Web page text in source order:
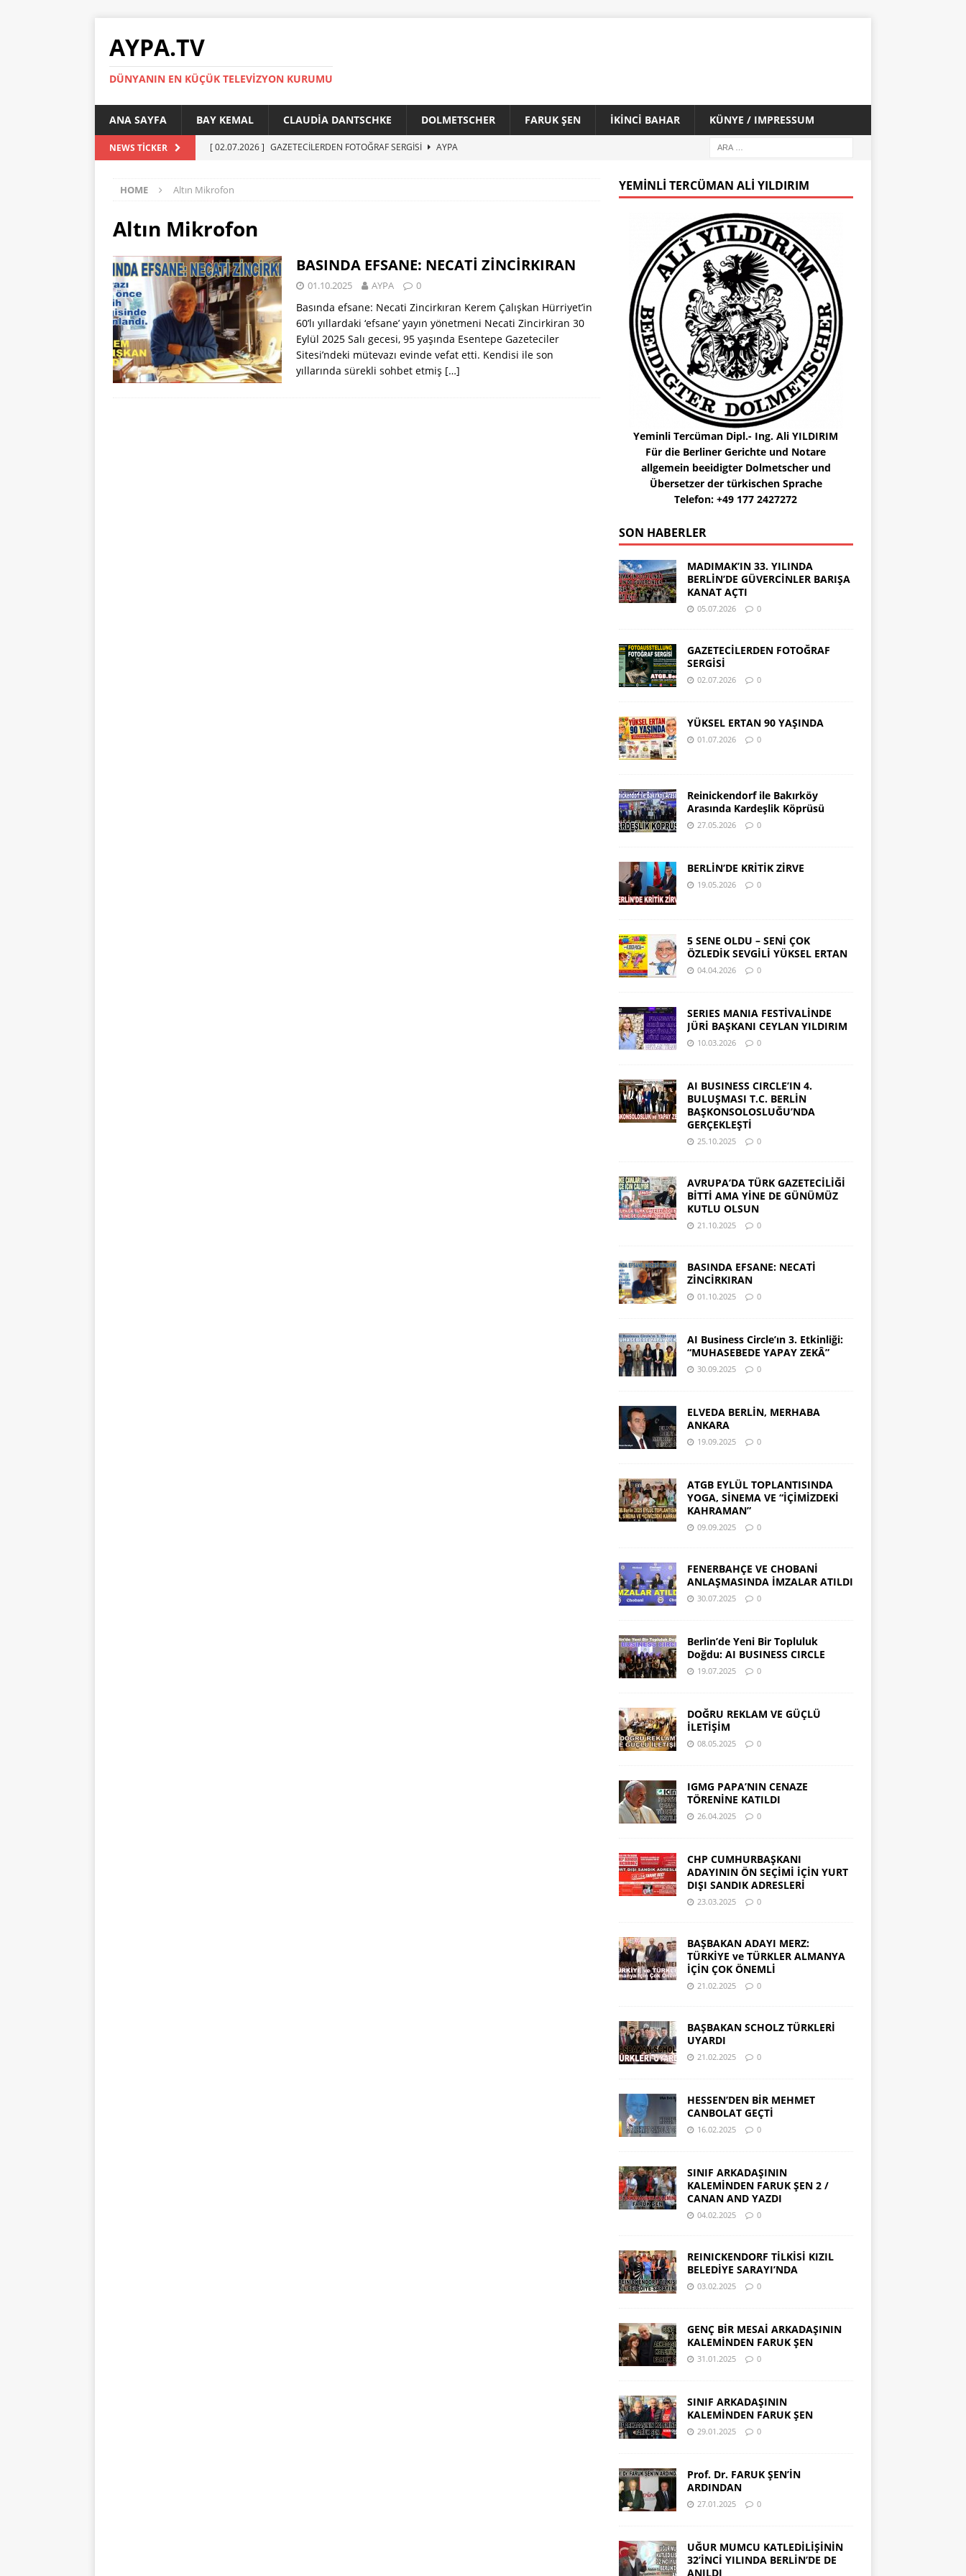
AYPA.TV
DÜNYANIN EN KÜÇÜK TELEVIZYON KURUMU
ANA SAYFA BAY KEMAL CLAUDIA DANTSCHKE DOLMETSCHER FARUK ŞEN İKİNCİ BAHAR KÜNYE / IMPRESSUM
NEWS TICKER [ 02.07.2026 ] GAZETECİLERDEN FOTOĞRAF SERGİSİ
AYPA
[ 27.05.2026 ]
[ 19.05.2026 ]
AYPA
HOME Altın Mikrofon
Altın Mikrofon
BASINDA EFSANE: NECATİ ZİNCİRKIRAN
01.10.2025 AYPA 0
Basında efsane: Necati Zincirkıran Kerem Çalışkan Hürriyet’in
60’lı yıllardaki ‘efsane’ yayın yönetmeni Necati Zincirkiran 30
Eylül 2025 Salı gecesi, 95 yaşında Esentepe Gazeteciler
Sitesi’ndeki mütevazı evinde vefat etti. Kendisi ile son
yıllarında sürekli sohbet etmiş […]
YEMINLI TERCÜMAN ALI YILDIRIM
Yeminli Tercüman Dipl.- Ing. Ali YILDIRIM
Für die Berliner Gerichte und Notare
allgemein beeidigter Dolmetscher und
Übersetzer der türkischen Sprache
Telefon: +49 177 2427272
SON HABERLER
MADIMAK’IN 33. YILINDA
BERLİN’DE GÜVERCİNLER BARIŞA
KANAT AÇTI
05.07.2026 0
GAZETECİLERDEN FOTOĞRAF
SERGİSİ
02.07.2026 0
YÜKSEL ERTAN 90 YAŞINDA
01.07.2026 0
Reinickendorf ile Bakırköy
Arasında Kardeşlik Köprüsü
27.05.2026 0
BERLİN’DE KRİTİK ZİRVE
19.05.2026 0
5 SENE OLDU – SENİ ÇOK
ÖZLEDİK SEVGİLİ YÜKSEL ERTAN
04.04.2026 0
SERIES MANIA FESTİVALİNDE
JÜRİ BAŞKANI CEYLAN YILDIRIM
10.03.2026 0
AI BUSINESS CIRCLE’IN 4.
BULUŞMASI T.C. BERLİN
BAŞKONSOLOSLUĞU’NDA
GERÇEKLEŞTİ
25.10.2025 0
AVRUPA’DA TÜRK GAZETECİLİĞİ
BİTTİ AMA YİNE DE GÜNÜMÜZ
KUTLU OLSUN
21.10.2025 0
BASINDA EFSANE: NECATİ
ZİNCİRKIRAN
01.10.2025 0
AI Business Circle’ın 3. Etkinliği:
“MUHASEBEDE YAPAY ZEKÂ”
30.09.2025 0
ELVEDA BERLİN, MERHABA
ANKARA
19.09.2025 0
ATGB EYLÜL TOPLANTISINDA
YOGA, SİNEMA VE “İÇİMİZDEKİ
KAHRAMAN”
09.09.2025 0
FENERBAHÇE VE CHOBANİ
ANLAŞMASINDA İMZALAR ATILDI
30.07.2025 0
Berlin’de Yeni Bir Topluluk
Doğdu: AI BUSINESS CIRCLE
19.07.2025 0
DOĞRU REKLAM VE GÜÇLÜ
İLETİŞİM
08.05.2025 0
IGMG PAPA’NIN CENAZE
TÖRENİNE KATILDI
26.04.2025 0
CHP CUMHURBAŞKANI
ADAYININ ÖN SEÇİMİ İÇİN YURT
DIŞI SANDIK ADRESLERİ
23.03.2025 0
BAŞBAKAN ADAYI MERZ:
TÜRKİYE ve TÜRKLER ALMANYA
İÇİN ÇOK ÖNEMLİ
21.02.2025 0
BAŞBAKAN SCHOLZ TÜRKLERİ
UYARDI
21.02.2025 0
HESSEN’DEN BİR MEHMET
CANBOLAT GEÇTİ
16.02.2025 0
SINIF ARKADAŞININ
KALEMİNDEN FARUK ŞEN 2 /
CANAN AND YAZDI
04.02.2025 0
REINICKENDORF TİLKİSİ KIZIL
BELEDİYE SARAYI’NDA
03.02.2025 0
GENÇ BİR MESAİ ARKADAŞININ
KALEMİNDEN FARUK ŞEN
31.01.2025 0
SINIF ARKADAŞININ
KALEMİNDEN FARUK ŞEN
29.01.2025 0
Prof. Dr. FARUK ŞEN’İN
ARDINDAN
27.01.2025 0
UĞUR MUMCU KATLEDİLİŞİNİN
32’İNCİ YILINDA BERLİN’DE DE
ANILDI